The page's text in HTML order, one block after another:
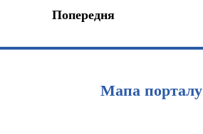
Попередня
Мапа порталу